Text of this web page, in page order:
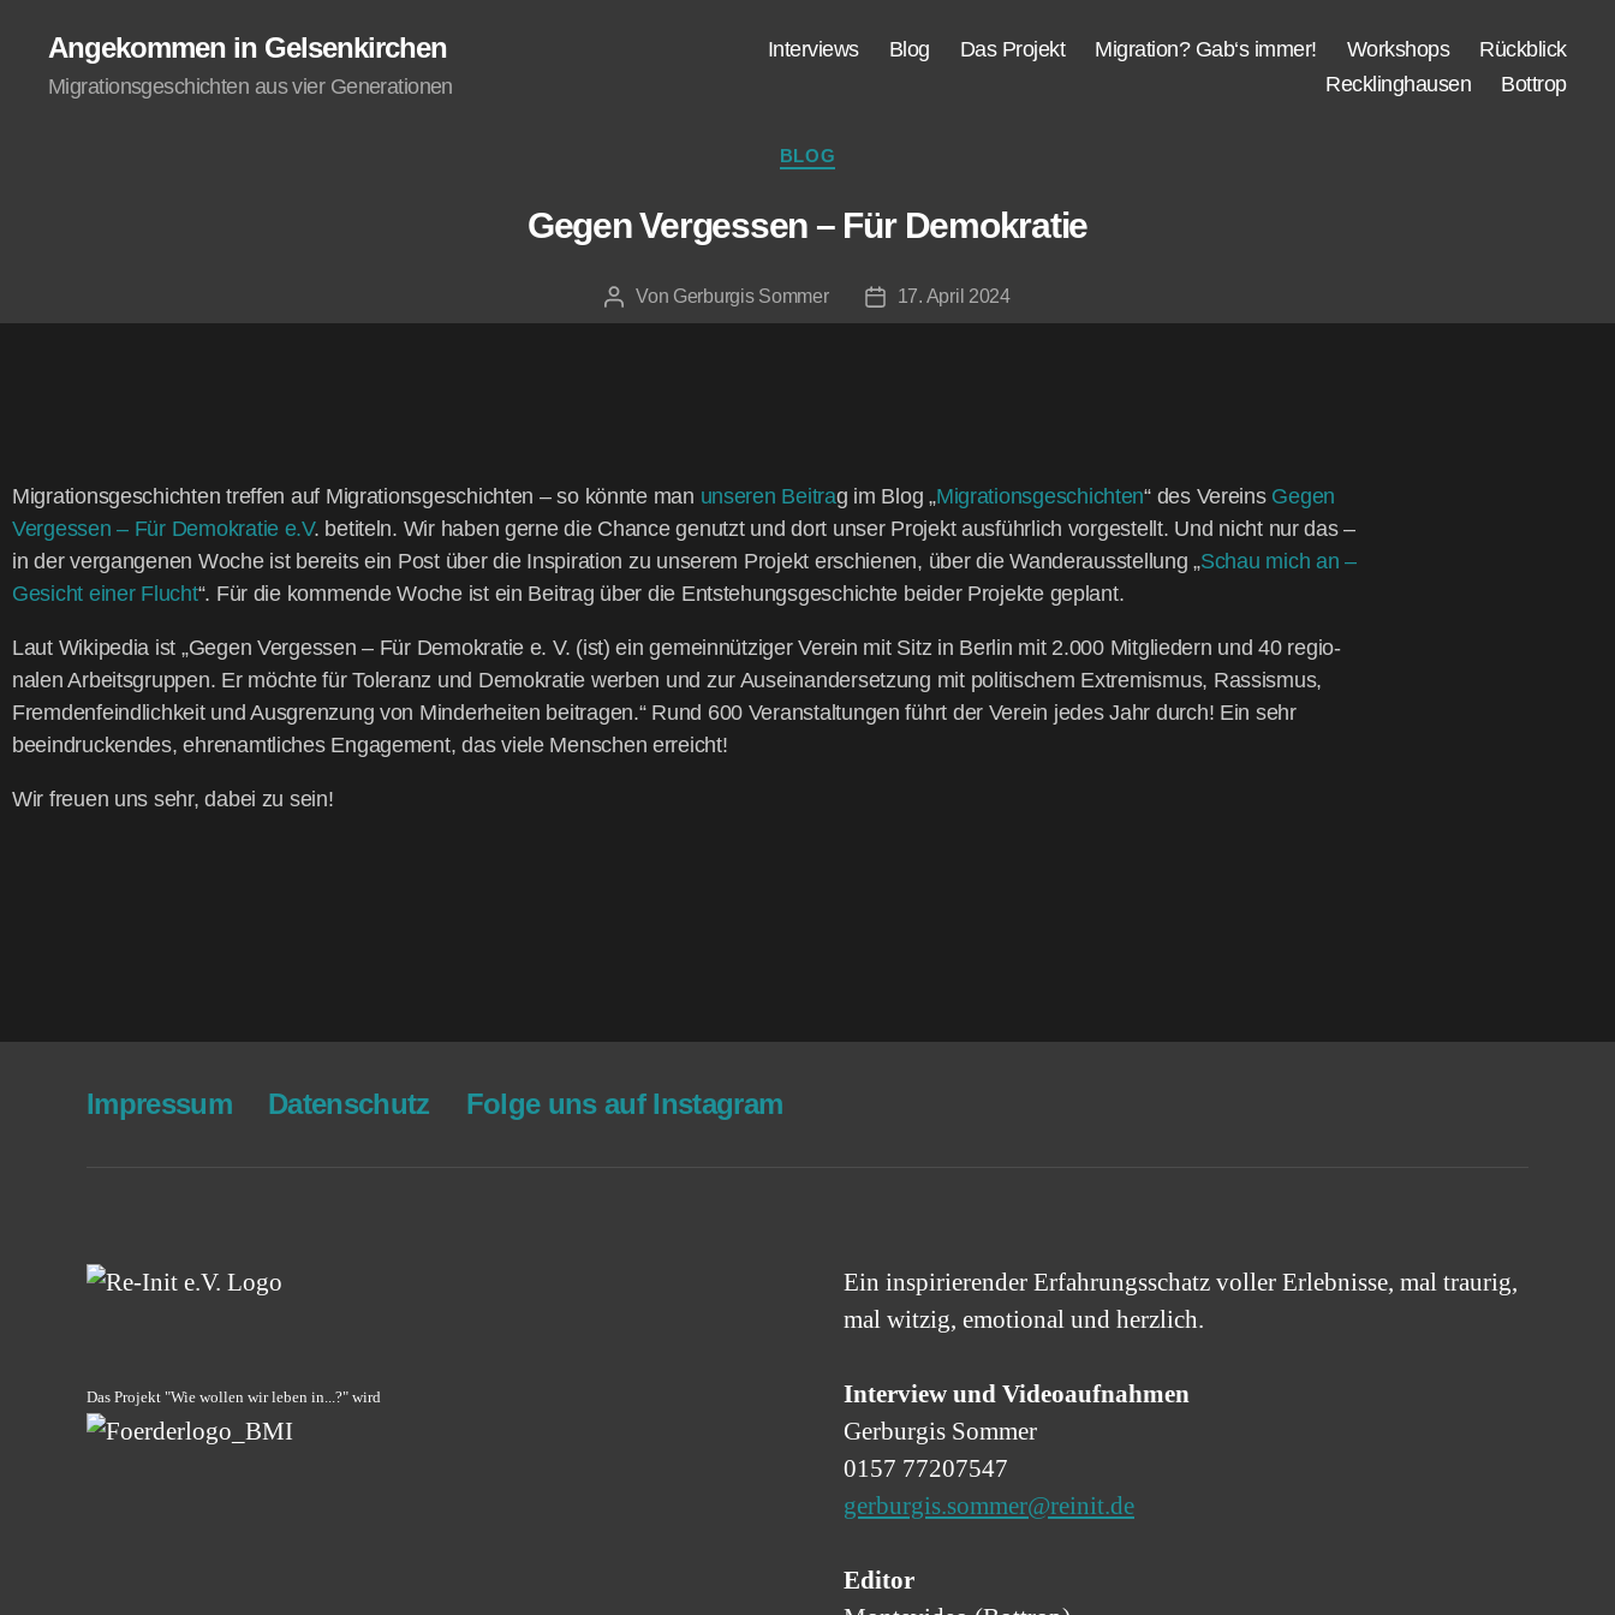
Angekommen in Gelsenkirchen
Migrationsgeschichten aus vier Generationen
Inter­views Blog Das Pro­jekt Migra­ti­on? Gab‘s immer! Work­shops
Rück­blick
Reck­ling­hau­sen
Bot­trop
BLOG
Gegen Ver­ges­sen – Für Demokratie
Von Gerburgis Sommer 17. April 2024
Migra­ti­ons­ge­schich­ten tref­fen auf Migra­ti­ons­ge­schich­ten – so könn­te man unse­ren Bei­trag im Blog „Migra­ti­ons­ge­schich­ten“ des Ver­eins Gegen
Ver­ges­sen – Für Demo­kra­tie e.V. beti­teln. Wir haben ger­ne die Chan­ce genutzt und dort unser Pro­jekt aus­führ­lich vor­ge­stellt. Und nicht nur das –
in der ver­gan­ge­nen Woche ist bereits ein Post über die Inspi­ra­ti­on zu unse­rem Pro­jekt erschie­nen, über die Wan­der­aus­stel­lung „Schau mich an –
Gesicht einer Flucht“. Für die kom­men­de Woche ist ein Bei­trag über die Ent­ste­hungs­ge­schich­te bei­der Pro­jek­te geplant.
Laut Wiki­pe­dia ist „Gegen Ver­ges­sen – Für Demo­kra­tie e. V. (ist) ein gemein­nüt­zi­ger Ver­ein mit Sitz in Ber­lin mit 2.000 Mit­glie­dern und 40 regio­
na­len Arbeits­grup­pen. Er möch­te für Tole­ranz und Demo­kra­tie wer­ben und zur Aus­ein­an­der­set­zung mit poli­ti­schem Extre­mis­mus, Ras­sis­mus,
Frem­den­feind­lich­keit und Aus­gren­zung von Min­der­hei­ten bei­tra­gen.“ Rund 600 Ver­an­stal­tun­gen führt der Ver­ein jedes Jahr durch! Ein sehr
beein­dru­cken­des, ehren­amt­li­ches Enga­ge­ment, das vie­le Men­schen erreicht!
Wir freu­en uns sehr, dabei zu sein!
Impres­sum Daten­schutz Fol­ge uns auf Instagram
Das Projekt "Wie wollen wir leben in...?" wird
Ein inspirierender Erfahrungsschatz voller Erlebnisse, mal traurig,
mal witzig, emotional und herzlich.
Interview und Videoaufnahmen
Gerburgis Sommer
0157 77207547
gerburgis.sommer@reinit.de
Editor